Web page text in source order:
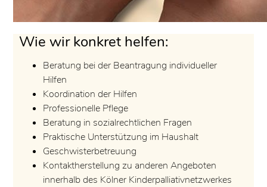
Wie wir konkret helfen:
Beratung bei der Beantragung individueller
Hilfen
Koordination der Hilfen
Professionelle Pflege
Beratung in sozialrechtlichen Fragen
Praktische Unterstützung im Haushalt
Geschwisterbetreuung
Kontaktherstellung zu anderen Angeboten
innerhalb des Kölner Kinderpalliativnetzwerkes